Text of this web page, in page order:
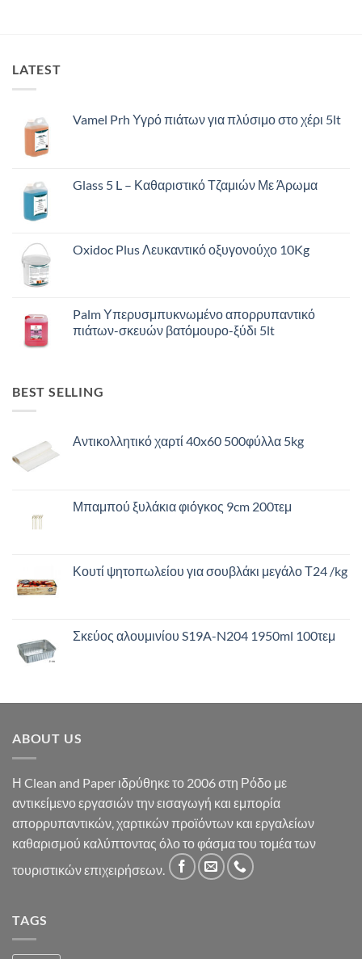
LATEST
Vamel Prh Υγρό πιάτων για πλύσιμο στο χέρι 5lt
Glass 5 L – Καθαριστικό Τζαμιών Με Άρωμα
Oxidoc Plus Λευκαντικό οξυγονούχο 10Kg
Palm Υπερυσμπυκνωμένο απορρυπαντικό
πιάτων-σκευών βατόμουρο-ξύδι 5lt
BEST SELLING
Αντικολλητικό χαρτί 40x60 500φύλλα 5kg
Μπαμπού ξυλάκια φιόγκος 9cm 200τεμ
Κουτί ψητοπωλείου για σουβλάκι μεγάλο Τ24 /kg
Σκεύος αλουμινίου S19A-N204 1950ml 100τεμ
ABOUT US
Η Clean and Paper ιδρύθηκε το 2006 στη Ρόδο με
αντικείμενο εργασιών την εισαγωγή και εμπορία
απορρυπαντικών, χαρτικών προϊόντων και εργαλείων
καθαρισμού καλύπτοντας όλο το φάσμα του τομέα των
τουριστικών επιχειρήσεων.
TAGS